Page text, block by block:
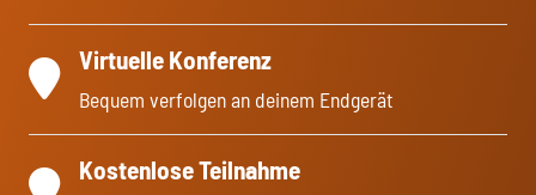
Virtuelle Konferenz
Bequem verfolgen an deinem Endgerät
Kostenlose Teilnahme